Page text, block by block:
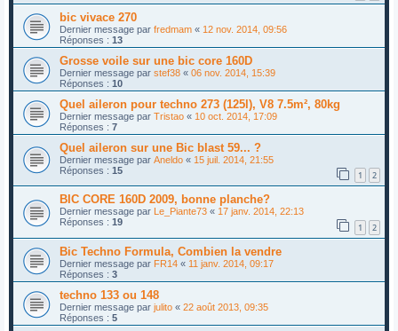
bic vivace 270
Dernier message par fredmam « 12 nov. 2014, 09:56
Réponses : 13
Grosse voile sur une bic core 160D
Dernier message par stef38 « 06 nov. 2014, 15:39
Réponses : 10
Quel aileron pour techno 273 (125l), V8 7.5m², 80kg
Dernier message par Tristao « 10 oct. 2014, 17:09
Réponses : 7
Quel aileron sur une Bic blast 59... ?
Dernier message par Aneldo « 15 juil. 2014, 21:55
Réponses : 15 1 2
BIC CORE 160D 2009, bonne planche?
Dernier message par Le_Piante73 « 17 janv. 2014, 22:13
Réponses : 19 1 2
Bic Techno Formula, Combien la vendre
Dernier message par FR14 « 11 janv. 2014, 09:17
Réponses : 3
techno 133 ou 148
Dernier message par julito « 22 août 2013, 09:35
Réponses : 5